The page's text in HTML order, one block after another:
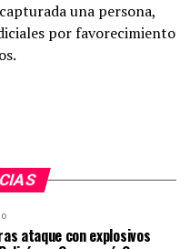
una persona,
por favorecimiento
ataque con explosivos